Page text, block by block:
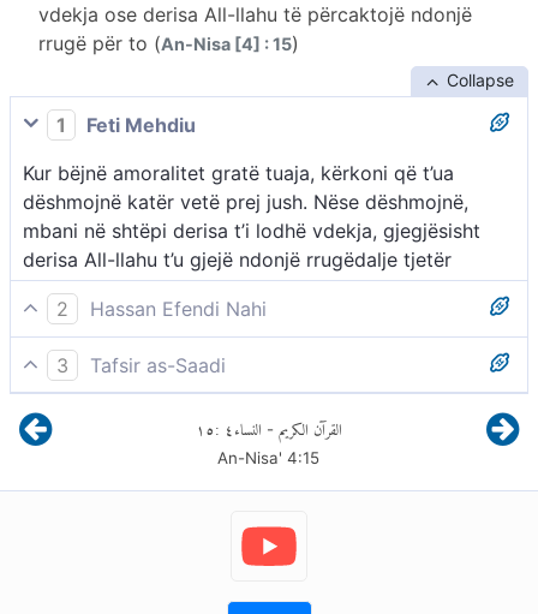
vdekja ose derisa All-llahu të përcaktojë ndonjë
rrugë për to (An-Nisa [4] : 15)
Collapse
1
Feti Mehdiu
Kur bëjnë amoralitet gratë tuaja, kërkoni që t’ua
dëshmojnë katër vetë prej jush. Nëse dëshmojnë,
mbani në shtëpi derisa t’i lodhë vdekja, gjegjësisht
derisa All-llahu t’u gjejë ndonjë rrugëdalje tjetër
2
Hassan Efendi Nahi
Për ato gra tuaja që bëjnë kurvëri, kërkoni që të
dëshmojnë për këtë gjë katër veta prej jush; nëse
dëshmojnë për këtë gjë, i mbani ato në shtëpi derisa
t’u vijë vdekja ose derisa Allahu t’u japë atyre
3
Tafsir as-Saadi
Nëse ndonjëra nga gratë tuaja bën imoralitet, kërkoni
që kjo (vepër) të dëshmohet nga katër veta (burra)
Këtu është fjala për marrëdhëniet seksuale të
jashtëligjshme. Allahu i Lartësuar e ka cilësuar
imoralitetin më poshtë si “vepër e poshtër” (fâĥisheh),
القرآن الكريم - النساء٤ :١٥
An-Nisa' 4:15